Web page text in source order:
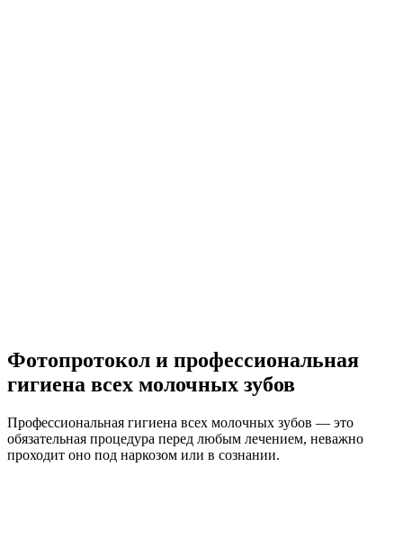
Фотопротокол и профессиональная
гигиена всех молочных зубов
Профессиональная гигиена всех молочных зубов — это
обязательная процедура перед любым лечением, неважно
проходит оно под наркозом или в сознании.